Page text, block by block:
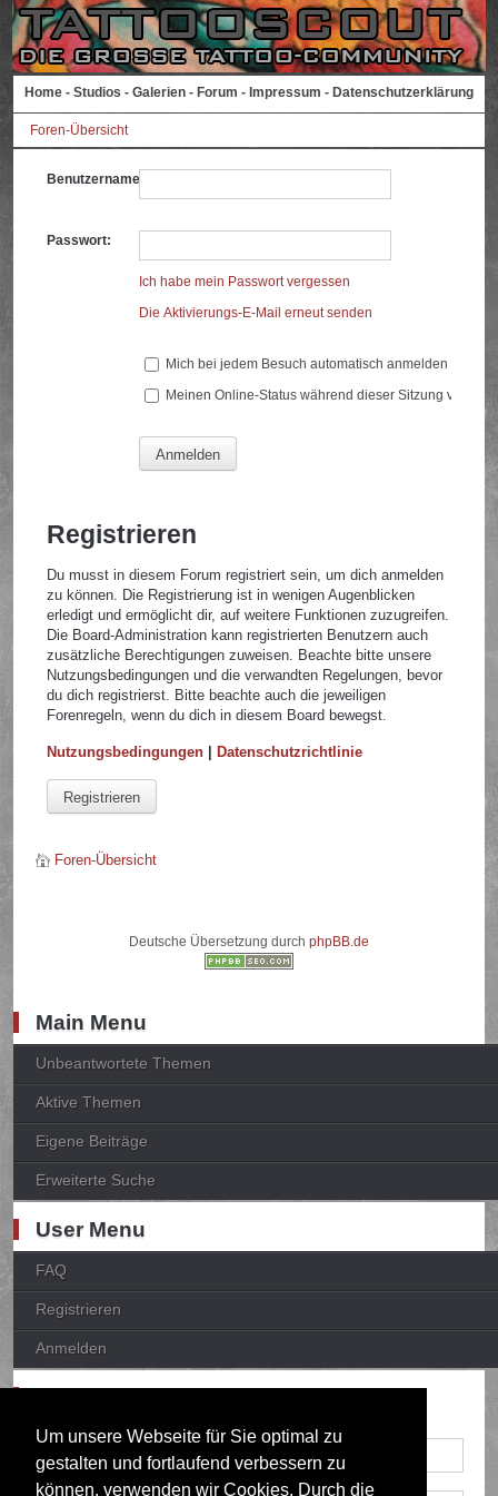
Um unsere Webseite für Sie optimal zu
gestalten und fortlaufend verbessern zu
können, verwenden wir Cookies. Durch die
Home - Studios - Galerien - Forum - Impressum - Datenschutzerklärung
Foren-Übersicht
Benutzername:
Passwort:
Ich habe mein Passwort vergessen
Die Aktivierungs-E-Mail erneut senden
Mich bei jedem Besuch automatisch anmelden
Meinen Online-Status während dieser Sitzung
Registrieren
Du musst in diesem Forum registriert sein, um dich anmelden
zu können. Die Registrierung ist in wenigen Augenblicken
erledigt und ermöglicht dir, auf weitere Funktionen zuzugreifen.
Die Board-Administration kann registrierten Benutzern auch
zusätzliche Berechtigungen zuweisen. Beachte bitte unsere
Nutzungsbedingungen und die verwandten Regelungen, bevor
du dich registrierst. Bitte beachte auch die jeweiligen
Forenregeln, wenn du dich in diesem Board bewegst.
Nutzungsbedingungen |Datenschutzrichtlinie
Registrieren
Foren-Übersicht
Deutsche Übersetzung durch phpBB.de
Main Menu
Unbeantwortete Themen
Aktive Themen
Eigene Beiträge
Erweiterte Suche
User Menu
FAQ
Registrieren
Anmelden